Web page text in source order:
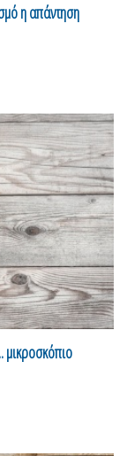
η απάντηση
μικροσκόπιο